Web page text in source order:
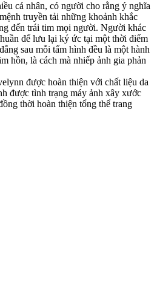
cá nhân, có người cho rằng ý nghĩa
truyền tải những khoảnh khắc
đến trái tim mọi người. Người khác
để lưu lại ký ức tại một thời điểm
sau mỗi tấm hình đều là một hành
hồn, là cách mà nhiếp ảnh gia phản
được hoàn thiện với chất liệu da
được tình trạng máy ảnh xây xước
thời hoàn thiện tổng thể trang